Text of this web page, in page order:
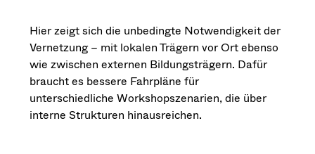
Hier zeigt sich die unbedingte Notwendigkeit der
Vernetzung – mit lokalen Trägern vor Ort ebenso
wie zwischen externen Bildungsträgern. Dafür
braucht es bessere Fahrpläne für
unterschiedliche Workshopszenarien, die über
interne Strukturen hinausreichen.